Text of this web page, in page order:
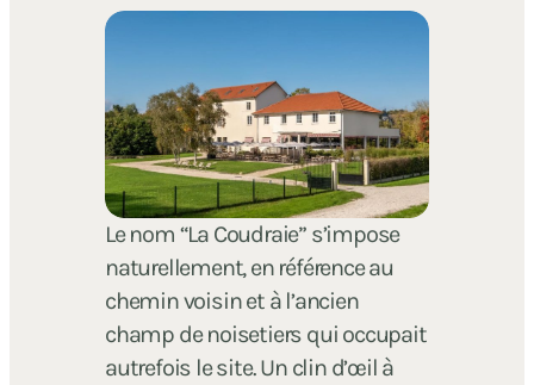
Le nom “La Coudraie” s’impose
naturellement, en référence au
chemin voisin et à l’ancien
champ de noisetiers qui occupait
autrefois le site. Un clin d’œil à